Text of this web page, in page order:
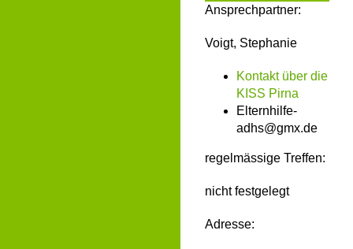
Ansprechpartner:
Voigt, Stephanie
Kontakt über die
KISS Pirna
Elternhilfe-
adhs@gmx.de
regelmässige Treffen:
nicht festgelegt
Adresse: